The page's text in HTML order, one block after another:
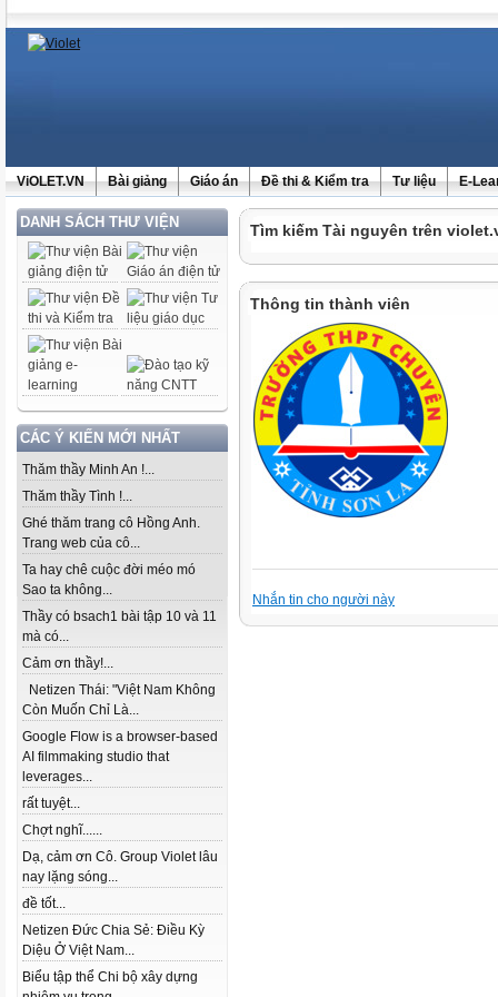
ViOLET.VN Bài giảng Giáo án Đề thi & Kiểm tra Tư liệu E-
DANH SÁCH THƯ VIỆN
CÁC Ý KIẾN MỚI NHẤT
Thăm thầy Minh An !...
Thăm thầy Tình !...
Ghé thăm trang cô Hồng Anh.
Trang web của cô...
Ta hay chê cuộc đời méo mó
Sao ta không...
Thầy có bsach1 bài tập 10 và 11
mà có...
Cảm ơn thầy!...
Netizen Thái: "Việt Nam Không
Còn Muốn Chỉ Là...
Google Flow is a browser-based
AI filmmaking studio that
leverages...
rất tuyệt...
Chợt nghĩ......
Dạ, cảm ơn Cô. Group Violet lâu
nay lặng sóng...
đề tốt...
Netizen Đức Chia Sẻ: Điều Kỳ
Diệu Ở Việt Nam...
Biểu tập thể Chi bộ xây dựng
Tìm kiếm Tài nguyên trên
Thông tin thành viên
Nhắn tin cho người này